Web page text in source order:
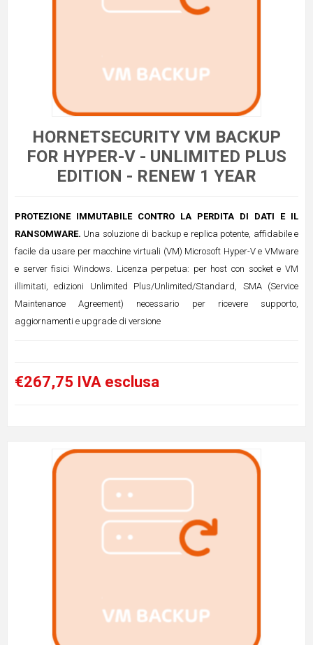
HORNETSECURITY VM BACKUP
FOR HYPER-V - UNLIMITED PLUS
EDITION - RENEW 1 YEAR
PROTEZIONE IMMUTABILE CONTRO LA PERDITA DI DATI E IL
RANSOMWARE. Una soluzione di backup e replica potente, affidabile e
facile da usare per macchine virtuali (VM) Microsoft Hyper-V e VMware
e server fisici Windows. Licenza perpetua: per host con socket e VM
illimitati, edizioni Unlimited Plus/Unlimited/Standard, SMA (Service
Maintenance Agreement) necessario per ricevere supporto,
aggiornamenti e upgrade di versione
€267,75 IVA esclusa